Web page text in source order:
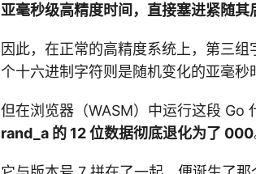
亚毫秒级高精度时间，直接塞进紧随其
因此，在正常的高精度系统上，第三
个十六进制字符则是随机变化的亚毫秒
但在浏览器（WASM）中运行这段 Go
rand_a 的 12 位数据彻底退化为了 000